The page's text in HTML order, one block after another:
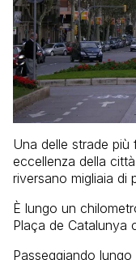
Una delle strade
eccellenza della
riversano migliaia di
È lungo un
Plaça de Catalunya
Passeggiando